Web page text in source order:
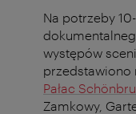
Na potrzeby
występów
przedstawiono
Pałac
Zamkowy,